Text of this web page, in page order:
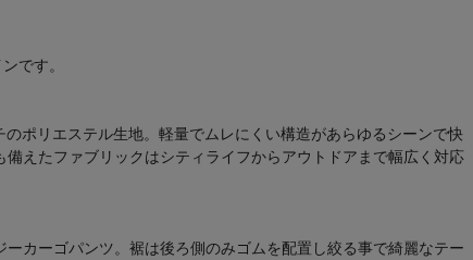
です。
ポリエステル生地。軽量でムレにくい構造があらゆるシーンで快
えたファブリックはシティライフからアウトドアまで幅広く対応
カーゴパンツ。裾は後ろ側のみゴムを配置し絞る事で綺麗なテー